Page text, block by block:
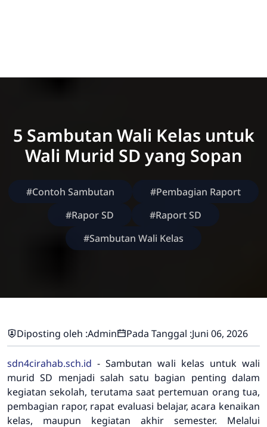
5 Sambutan Wali Kelas untuk
Wali Murid SD yang Sopan
#Contoh Sambutan
#Pembagian Raport
#Rapor SD
#Raport SD
#Sambutan Wali Kelas
Diposting oleh :Admin Pada Tanggal :Juni 06, 2026
sdn4cirahab.sch.id - Sambutan wali kelas untuk wali
murid SD menjadi salah satu bagian penting dalam
kegiatan sekolah, terutama saat pertemuan orang tua,
pembagian rapor, rapat evaluasi belajar, acara kenaikan
kelas, maupun kegiatan akhir semester. Melalui